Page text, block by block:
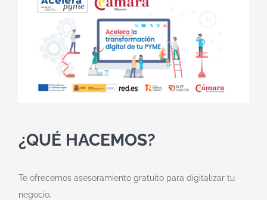
¿QUÉ HACEMOS?
Te ofrecemos asesoramiento gratuito para digitalizar tu
negocio.